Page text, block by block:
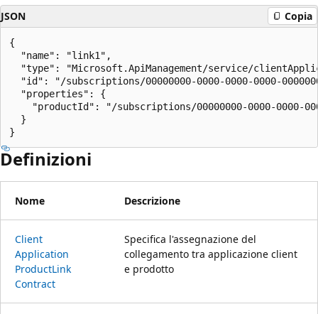
JSON Copia
{
  "name": "link1",
"type": "Microsoft.ApiManagement/service/
"id": "/subscriptions/00000000-0000-0000-0000-
  "properties": {
"productId": "/subscriptions/00000000-0000-0000-
  }
}
Definizioni
Nome Descrizione
Client
Application
ProductLink
Contract
Specifica l'assegnazione del
collegamento tra applicazione client
e prodotto